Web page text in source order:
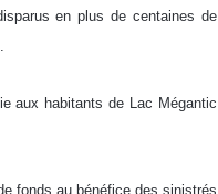
en plus de centaines de
aux habitants de Lac Mégantic
fonds au bénéfice des sinistrés